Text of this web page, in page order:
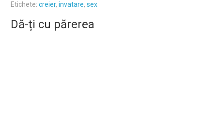
Etichete:creier,invatare,sex
Dă-ți cu părerea